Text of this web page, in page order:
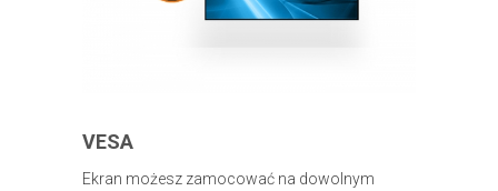
VESA
Ekran możesz zamocować na dowolnym